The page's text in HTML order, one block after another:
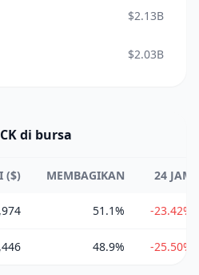
$2.13B
$2.03B
di bursa
($) MEMBAGIKAN 24 JAM
51.1% -23.42%
48.9% -25.50%